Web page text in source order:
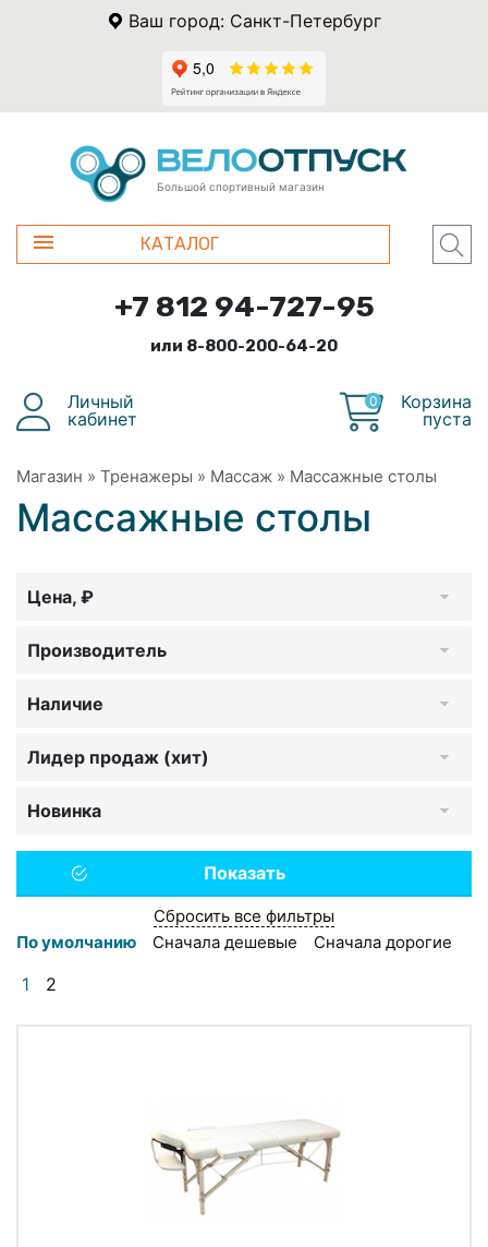
Ваш город: Санкт-Петербург
Большой спортивный магазин
КАТАЛОГ
+7 812 94-727-95
или 8-800-200-64-20
Личный
кабинет
0
Корзина
пуста
Магазин » Тренажеры » Массаж » Массажные столы
Массажные столы
Цена, ₽
Производитель
Наличие
Лидер продаж (хит)
Новинка
Сбросить все фильтры
По умолчанию
Сначала дешевые Сначала дорогие
1 2